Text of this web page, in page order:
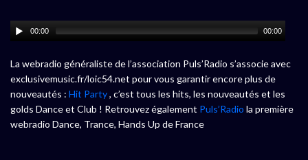
00:00 00:00
La webradio généraliste de l’association Puls’Radio s’associe avec
exclusivemusic.fr/loic54.net pour vous garantir encore plus de
nouveautés : Hit Party, c’est tous les hits, les nouveautés et les
golds Dance et Club ! Retrouvez également Puls’Radio la première
webradio Dance, Trance, Hands Up de France